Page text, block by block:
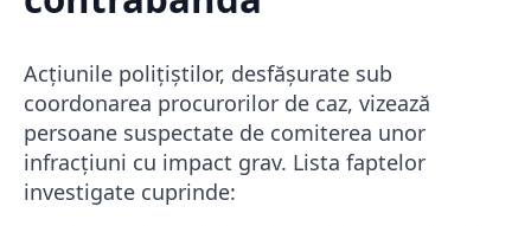
Acțiunile polițiștilor, desfășurate sub
coordonarea procurorilor de caz, vizează
persoane suspectate de comiterea unor
infracțiuni cu impact grav. Lista faptelor
investigate cuprinde: